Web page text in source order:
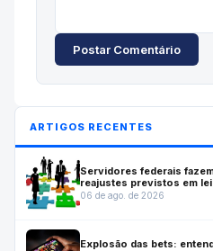
Postar Comentário
ARTIGOS RECENTES
Servidores federais
reajustes previstos em
06 de ago. de 2026
Explosão das bets: